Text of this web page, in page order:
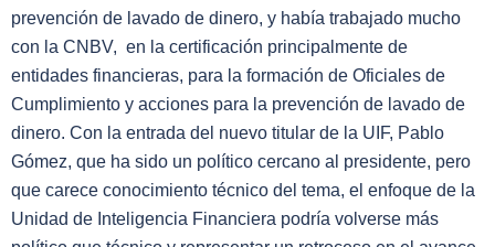
prevención de lavado de dinero, y había trabajado mucho
con la CNBV, en la certificación principalmente de
entidades financieras, para la formación de Oficiales de
Cumplimiento y acciones para la prevención de lavado de
dinero. Con la entrada del nuevo titular de la UIF, Pablo
Gómez, que ha sido un político cercano al presidente, pero
que carece conocimiento técnico del tema, el enfoque de la
Unidad de Inteligencia Financiera podría volverse más